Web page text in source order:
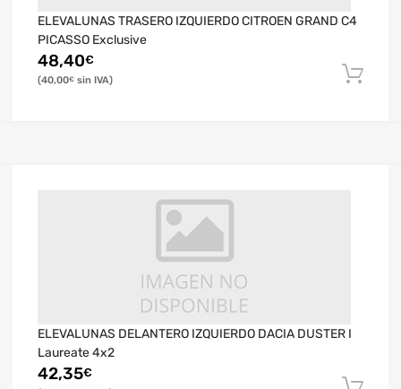
ELEVALUNAS TRASERO IZQUIERDO CITROEN GRAND C4
PICASSO Exclusive
48,40€
40,00€
ELEVALUNAS DELANTERO IZQUIERDO DACIA DUSTER I
Laureate 4x2
42,35€